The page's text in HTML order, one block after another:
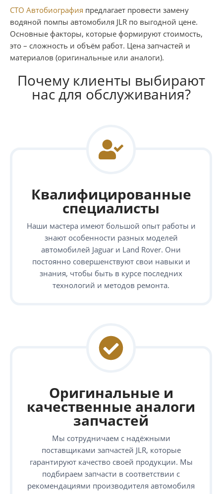
СТО Автобиография предлагает провести замену
водяной помпы автомобиля JLR по выгодной цене.
Основные факторы, которые формируют стоимость,
это – сложность и объём работ. Цена запчастей и
материалов (оригинальные или аналоги).
Почему клиенты выбирают
нас для обслуживания?
Квалифицированные
специалисты
Наши мастера имеют большой опыт работы и
знают особенности разных моделей
автомобилей Jaguar и Land Rover. Они
постоянно совершенствуют свои навыки и
знания, чтобы быть в курсе последних
технологий и методов ремонта.
Оригинальные и
качественные аналоги
запчастей
Мы сотрудничаем с надёжными
поставщиками запчастей JLR, которые
гарантируют качество своей продукции. Мы
подбираем запчасти в соответствии с
рекомендациями производителя автомобиля